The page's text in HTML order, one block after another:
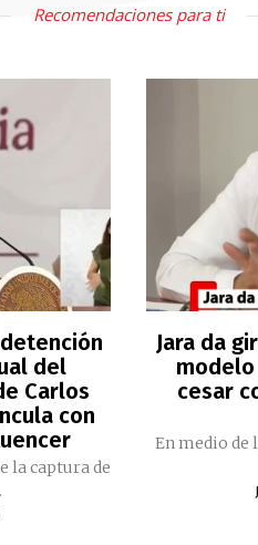
Recomendaciones para ti
del
Carlos
con
la captura de
Jara da
cesar
En medio de